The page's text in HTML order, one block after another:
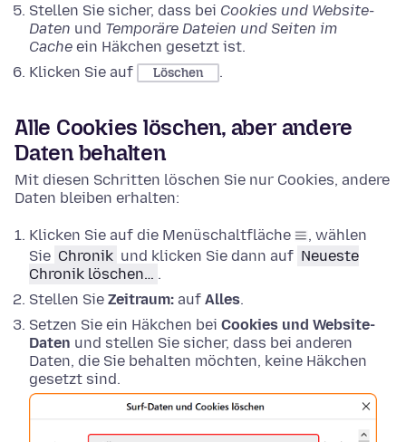
Stellen Sie sicher, dass bei Cookies und Website-
Daten und Temporäre Dateien und Seiten im
Cache ein Häkchen gesetzt ist.
Klicken Sie auf
Löschen .
Alle Cookies löschen, aber andere
Daten behalten
Mit diesen Schritten löschen Sie nur Cookies, andere
Daten bleiben erhalten:
Klicken Sie auf die Menüschaltfläche
, wählen
Sie Chronik und klicken Sie dann auf Neueste
Chronik löschen… .
Stellen Sie Zeitraum: auf Alles.
Setzen Sie ein Häkchen bei Cookies und Website-
Daten und stellen Sie sicher, dass bei anderen
Daten, die Sie behalten möchten, keine Häkchen
gesetzt sind.